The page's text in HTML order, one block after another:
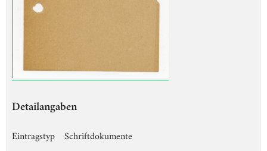
Detailangaben
Eintragstyp
Schriftdokumente